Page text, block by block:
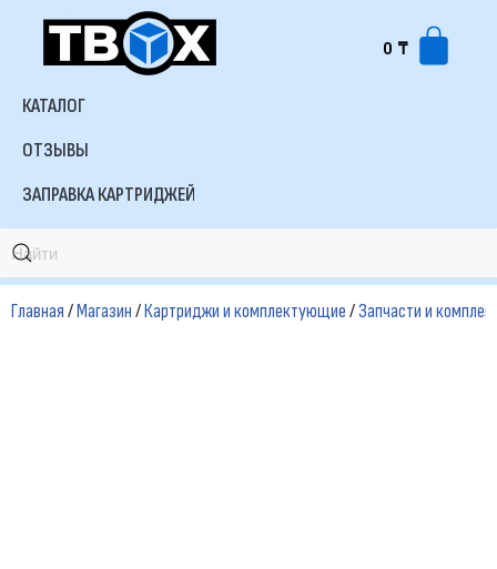
Перейти
содержимому
0 ₸
КАТАЛОГ
ОТЗЫВЫ
ЗАПРАВКА КАРТРИДЖЕЙ
Главная/Магазин/Картриджи и комплектующие/Запчасти и